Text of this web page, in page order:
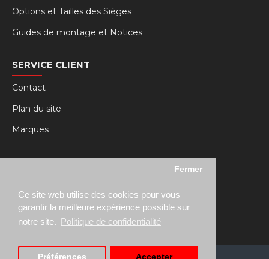
Ce site web utilise des cookies pour vous
garantir la meilleure expérience possible sur
notre site. Politique de confidentialité
Fermer
Préférences Accepter
Options et Tailles des Sièges
Guides de montage et Notices
SERVICE CLIENT
Contact
Plan du site
Marques
MY RSEAT
Historique des commandes